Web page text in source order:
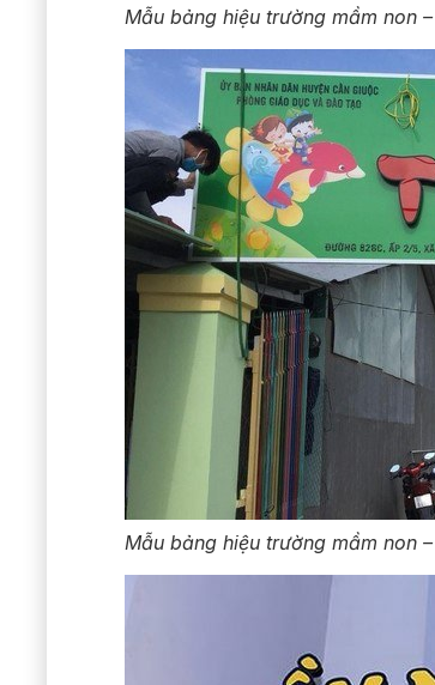
Mẫu bảng hiệu trường mầm non –
Mẫu bảng hiệu trường mầm non –